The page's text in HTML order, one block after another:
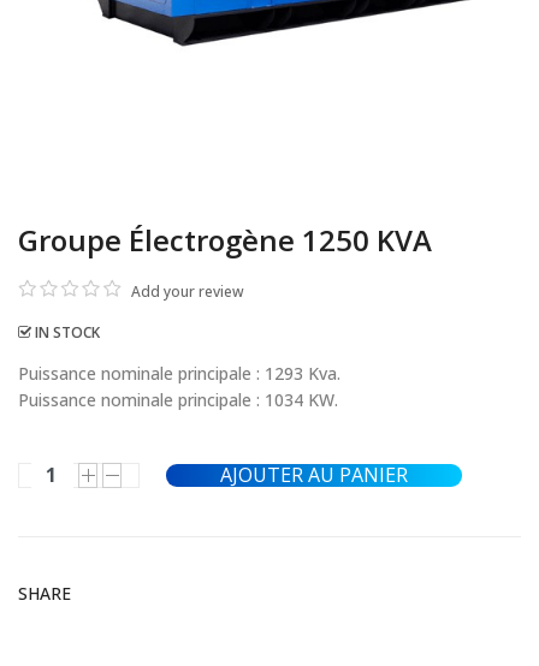
Groupe Électrogène 1250 KVA
Add your review
IN STOCK
Puissance nominale principale : 1293 Kva.
Puissance nominale principale : 1034 KW.
SHARE